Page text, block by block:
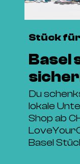
Stück
Basel
Du
lokale
Shop ab
Basel